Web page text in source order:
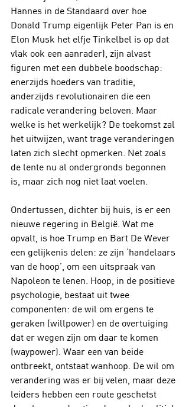
Hannes in de Standaard over hoe
Donald Trump eigenlijk Peter Pan is en
Elon Musk het elfje Tinkelbel is op dat
vlak ook een aanrader), zijn alvast
figuren met een dubbele boodschap:
enerzijds hoeders van traditie,
anderzijds revolutionairen die een
radicale verandering beloven. Maar
welke is het werkelijk? De toekomst zal
het uitwijzen, want trage veranderingen
laten zich slecht opmerken. Net zoals
de lente nu al ondergronds begonnen
is, maar zich nog niet laat voelen.
Ondertussen, dichter bij huis, is er een
nieuwe regering in België. Wat me
opvalt, is hoe Trump en Bart De Wever
een gelijkenis delen: ze zijn ‘handelaars
van de hoop’, om een uitspraak van
Napoleon te lenen. Hoop, in de positieve
psychologie, bestaat uit twee
componenten: de wil om ergens te
geraken (willpower) en de overtuiging
dat er wegen zijn om daar te komen
(waypower). Waar een van beide
ontbreekt, ontstaat wanhoop. De wil om
verandering was er bij velen, maar deze
leiders hebben een route geschetst